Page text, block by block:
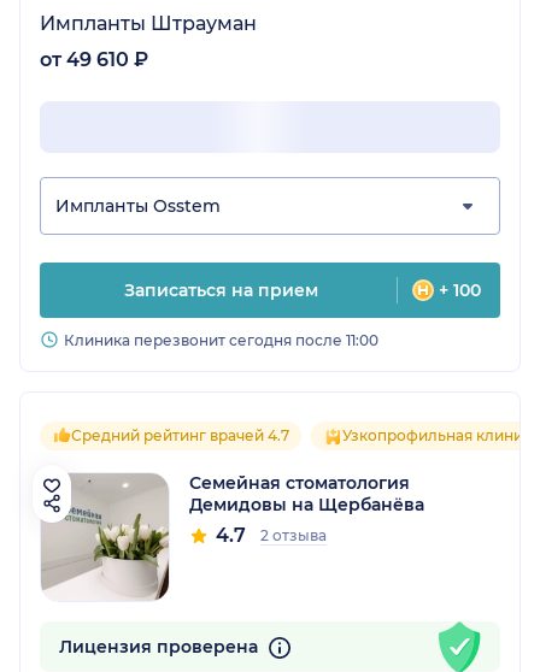
Импланты Штрауман
от 49 610 ₽
Импланты Osstem
Записаться на прием + 100
Клиника перезвонит сегодня после 11:00
Средний рейтинг врачей 4.7 Узкопрофильная клиника
Семейная стоматология
Демидовы на Щербанёва
4.7 2 отзыва
Лицензия проверена